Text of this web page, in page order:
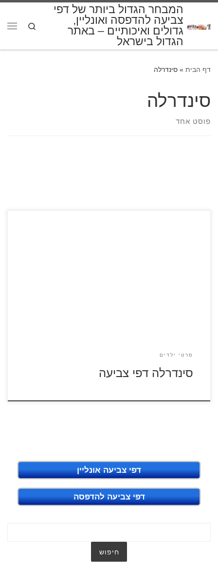
המבחר הגדול ביותר של דפי
צביעה להדפסה ואונליין,
גדולים ואיכותיים – באתר
הגדול בישראל
Search
דף הבית » סינדרלה
סינדרלה
פוסט אחד
סרטי ילדים
סינדרלה דפי צביעה
דפי צביעה אונליין
דפי צביעה להדפסה